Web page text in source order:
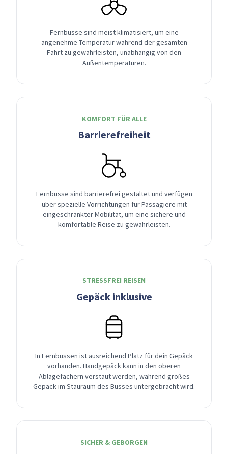
Fernbusse sind meist klimatisiert, um eine
angenehme Temperatur während der gesamten
Fahrt zu gewährleisten, unabhängig von den
Außentemperaturen.
KOMFORT FÜR ALLE
Barrierefreiheit
Fernbusse sind barrierefrei gestaltet und verfügen
über spezielle Vorrichtungen für Passagiere mit
eingeschränkter Mobilität, um eine sichere und
komfortable Reise zu gewährleisten.
STRESSFREI REISEN
Gepäck inklusive
In Fernbussen ist ausreichend Platz für dein Gepäck
vorhanden. Handgepäck kann in den oberen
Ablagefächern verstaut werden, während großes
Gepäck im Stauraum des Busses untergebracht wird.
SICHER & GEBORGEN